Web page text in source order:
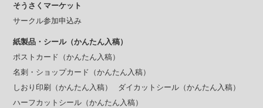
そうさくマーケット
サークル参加申込み
紙製品・シール（かんたん入稿）
ポストカード（かんたん入稿）
名刺・ショップカード（かんたん入稿）
しおり印刷（かんたん入稿）
ダイカットシール（かんたん入稿）
ハーフカットシール（かんたん入稿）